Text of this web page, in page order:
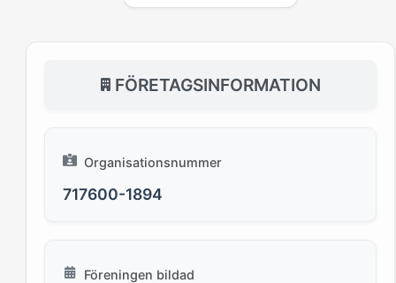
FÖRETAGSINFORMATION
Organisationsnummer
717600-1894
Föreningen bildad